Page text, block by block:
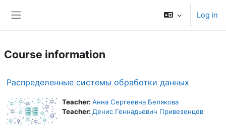
Log in
Course information
Распределенные системы обработки данных
Teacher: Анна Сергеевна Белякова
Teacher: Денис Геннадьевич Привезенцев